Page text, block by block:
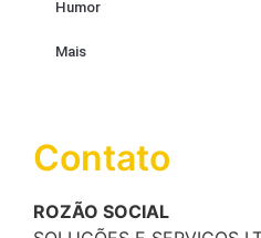
Humor
Mais
Contato
ROZÃO SOCIAL